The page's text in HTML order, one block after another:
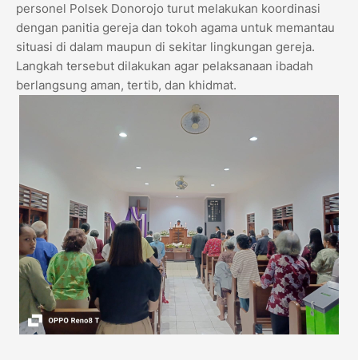
personel Polsek Donorojo turut melakukan koordinasi
dengan panitia gereja dan tokoh agama untuk memantau
situasi di dalam maupun di sekitar lingkungan gereja.
Langkah tersebut dilakukan agar pelaksanaan ibadah
berlangsung aman, tertib, dan khidmat.